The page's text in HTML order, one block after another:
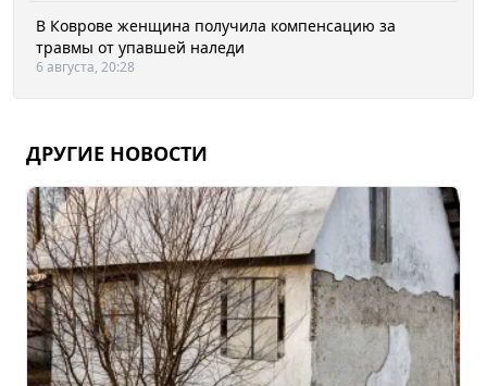
В Коврове женщина получила компенсацию за
травмы от упавшей наледи
6 августа, 20:28
ДРУГИЕ НОВОСТИ